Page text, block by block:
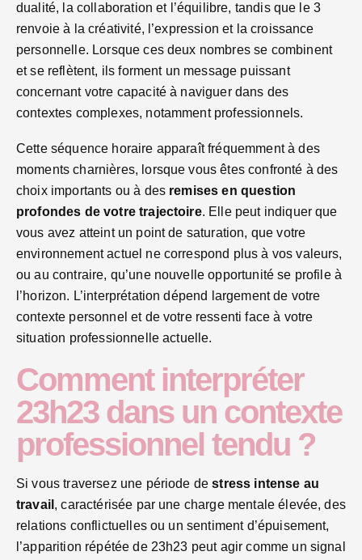
dualité, la collaboration et l’équilibre, tandis que le 3
renvoie à la créativité, l’expression et la croissance
personnelle. Lorsque ces deux nombres se combinent
et se reflètent, ils forment un message puissant
concernant votre capacité à naviguer dans des
contextes complexes, notamment professionnels.
Cette séquence horaire apparaît fréquemment à des
moments charnières, lorsque vous êtes confronté à des
choix importants ou à des remises en question
profondes de votre trajectoire. Elle peut indiquer que
vous avez atteint un point de saturation, que votre
environnement actuel ne correspond plus à vos valeurs,
ou au contraire, qu’une nouvelle opportunité se profile à
l’horizon. L’interprétation dépend largement de votre
contexte personnel et de votre ressenti face à votre
situation professionnelle actuelle.
Comment interpréter
23h23 dans un contexte
professionnel tendu ?
Si vous traversez une période destress intense au
travail , caractérisée par une charge mentale élevée, des
relations conflictuelles ou un sentiment d’épuisement,
l’apparition répétée de 23h23 peut agir comme un signal